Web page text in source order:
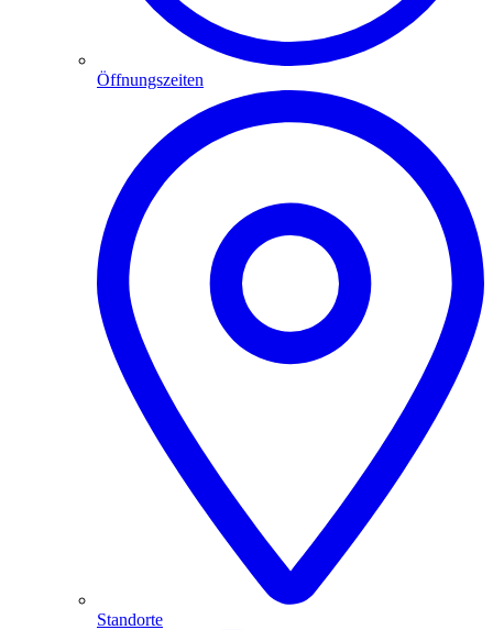
Öffnungszeiten
Standorte